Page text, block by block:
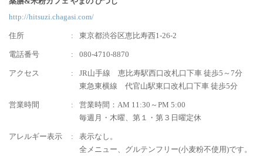
http://hitsuzi.chagasi.com/
住所 東京都渋谷区恵比寿西1-26-2
電話番号 080-4710-8870
アクセス
JR山手線 恵比寿駅西口改札口下車 徒歩5～7分
東急東横線 代官山駅東口改札口下車 徒歩5分
営業時間
営業時間：AM 11:30～PM 5:00
毎週月・木曜、第１・第３日曜定休
アレルギー表示
表示なし。
全メニュー、グルテンフリー(小麦粉不使用)です。